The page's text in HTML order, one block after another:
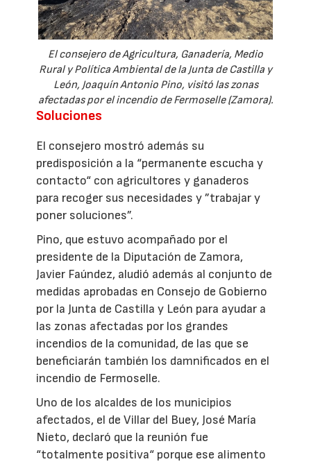
El consejero de Agricultura, Ganadería, Medio
Rural y Política Ambiental de la Junta de Castilla y
León, Joaquín Antonio Pino, visitó las zonas
afectadas por el incendio de Fermoselle (Zamora).
Soluciones
El consejero mostró además su
predisposición a la “permanente escucha y
contacto“ con agricultores y ganaderos
para recoger sus necesidades y ”trabajar y
poner soluciones”.
Pino, que estuvo acompañado por el
presidente de la Diputación de Zamora,
Javier Faúndez, aludió además al conjunto de
medidas aprobadas en Consejo de Gobierno
por la Junta de Castilla y León para ayudar a
las zonas afectadas por los grandes
incendios de la comunidad, de las que se
beneficiarán también los damnificados en el
incendio de Fermoselle.
Uno de los alcaldes de los municipios
afectados, el de Villar del Buey, José María
Nieto, declaró que la reunión fue
“totalmente positiva“ porque ese alimento